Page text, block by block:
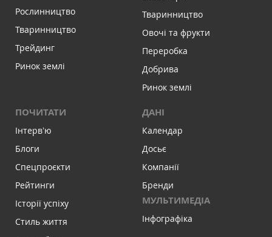
Рослинництво
Тваринництво
Трейдинг
Ринок землі
Тваринництво
Овочі та фрукти
Переробка
Добрива
Ринок землі
ПОЧИТАТИ
Інтервʼю
Блоги
Спецпроєкти
Рейтинги
Історії успіху
Стиль життя
ДАНІ
Календар
Досьє
Компанії
Бренди
МУЛЬТИМЕДІА
Інфографіка